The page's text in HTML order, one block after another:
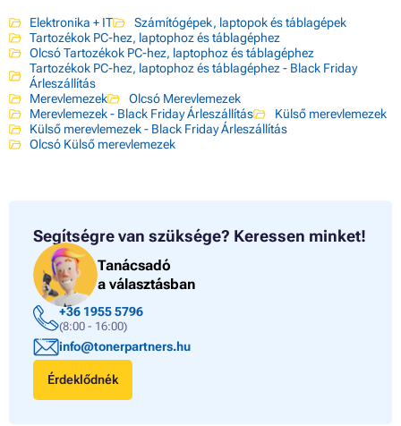
Elektronika + IT
Számítógépek, laptopok és táblagépek
Tartozékok PC-hez, laptophoz és táblagéphez
Olcsó Tartozékok PC-hez, laptophoz és táblagéphez
Tartozékok PC-hez, laptophoz és táblagéphez - Black Friday
Árleszállítás
Merevlemezek
Olcsó Merevlemezek
Merevlemezek - Black Friday Árleszállítás
Külső merevlemezek
Külső merevlemezek - Black Friday Árleszállítás
Olcsó Külső merevlemezek
Segítségre van szüksége? Keressen minket!
Tanácsadó
a választásban
+36 1955 5796
(8:00 - 16:00)
info@tonerpartners.hu
Érdeklődnék